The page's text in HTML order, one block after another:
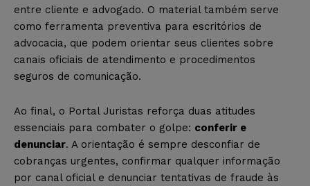
entre cliente e advogado. O material também serve
como ferramenta preventiva para escritórios de
advocacia, que podem orientar seus clientes sobre
canais oficiais de atendimento e procedimentos
seguros de comunicação.
Ao final, o Portal Juristas reforça duas atitudes
essenciais para combater o golpe: conferir e
denunciar. A orientação é sempre desconfiar de
cobranças urgentes, confirmar qualquer informação
por canal oficial e denunciar tentativas de fraude às